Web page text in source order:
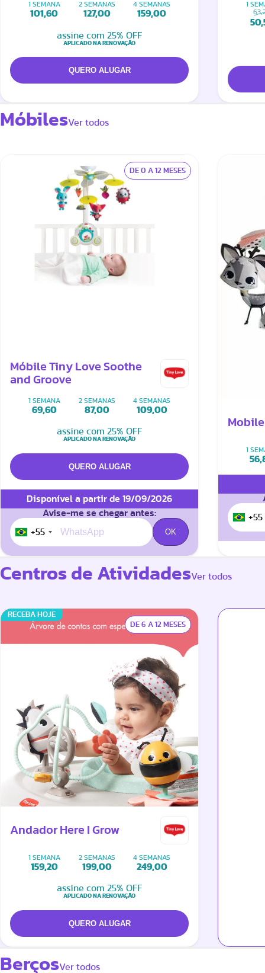
1 SEMANA
101,60
2 SEMANAS
127,00
4 SEMANAS
159,00
assine com 25% OFF
APLICADO NA RENOVAÇÃO
1
MóbilesVer todos
DE 0 A 12 MESES
Móbile Tiny Love Soothe
and Groove
1 SEMANA
69,60
2 SEMANAS
87,00
4 SEMANAS
109,00
assine com 25% OFF
APLICADO NA RENOVAÇÃO
Disponível a partir de 19/09/2026
Avise-me se chegar antes:
+55
1
+55
Centros de AtividadesVer todos
RECEBA HOJE
DE 6 A 12 MESES
Andador Here I Grow
1 SEMANA
159,20
2 SEMANAS
199,00
4 SEMANAS
249,00
assine com 25% OFF
APLICADO NA RENOVAÇÃO
BerçosVer todos